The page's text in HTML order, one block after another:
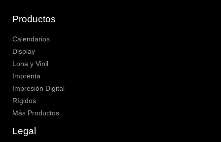
Productos
Calendarios
Display
Lona y Vinil
Imprenta
Impresión Digital
Rígidos
Más Productos
Legal